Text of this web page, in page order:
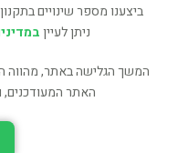
היצורים
ביצענו מספר שינויים
ניתן לעיין
המשך הגלישה באתר, מהווה
האתר המעודכנים,